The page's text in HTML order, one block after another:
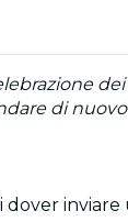
di
inviare